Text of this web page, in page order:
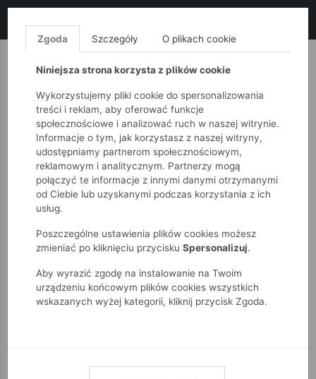
MONNARI QUIOSQUE
51015kids
Chłopcy 7-12 lat
Chłopięca koszula z ozdobnymi haftami
Zgoda Szczegóły O plikach cookie
Niniejsza strona korzysta z plików cookie
Wykorzystujemy pliki cookie do spersonalizowania
treści i reklam, aby oferować funkcje
społecznościowe i analizować ruch w naszej witrynie.
Informacje o tym, jak korzystasz z naszej witryny,
udostępniamy partnerom społecznościowym,
reklamowym i analitycznym. Partnerzy mogą
połączyć te informacje z innymi danymi otrzymanymi
od Ciebie lub uzyskanymi podczas korzystania z ich
usług.
Poszczególne ustawienia plików cookies możesz
zmieniać po kliknięciu przycisku Spersonalizuj.
Aby wyrazić zgodę na instalowanie na Twoim
urządzeniu końcowym plików cookies wszystkich
wskazanych wyżej kategorii, kliknij przycisk Zgoda.